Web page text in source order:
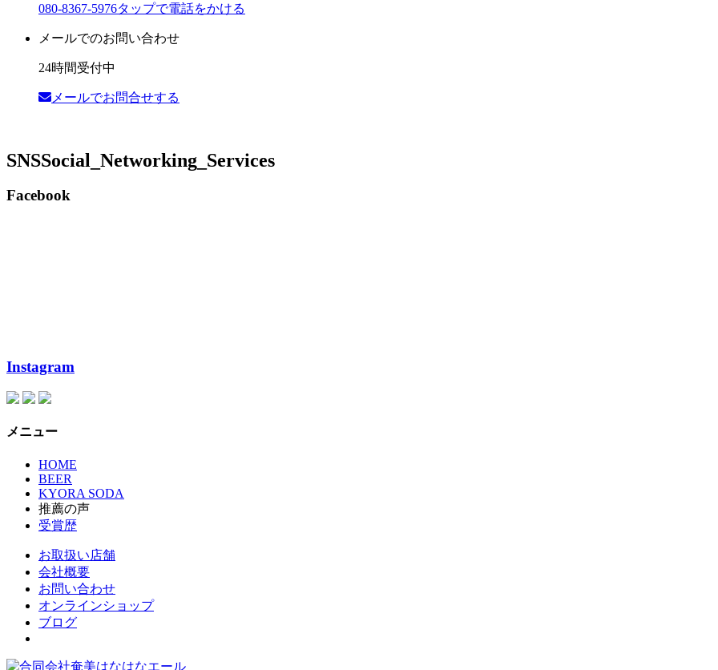
080-8367-5976タップで電話をかける
メールでのお問い合わせ
24時間受付中
メールでお問合せする
SNSSocial_Networking_Services
Facebook
Instagram
メニュー
HOME
BEER
KYORA SODA
推薦の声
受賞歴
お取扱い店舗
会社概要
お問い合わせ
オンラインショップ
ブログ